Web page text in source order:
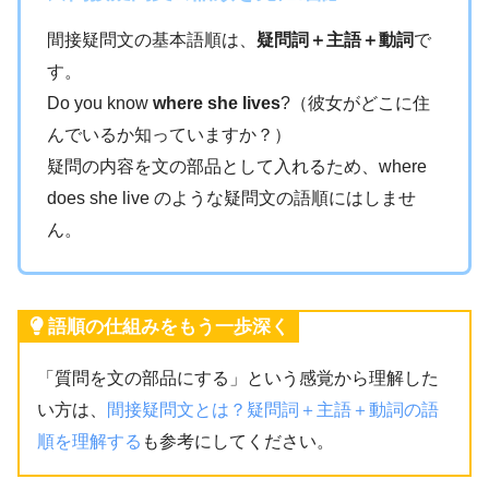
間接疑問文の基本語順は、 疑問詞＋主語＋動詞で
す。
Do you know where she lives?（彼女がどこに住
んでいるか知っていますか？）
疑問の内容を文の部品として入れるため、where
does she live のような疑問文の語順にはしませ
ん。
語順の仕組みをもう一歩深く
「質問を文の部品にする」という感覚から理解した
い方は、
間接疑問文とは？疑問詞＋主語＋動詞の語
順を理解する も参考にしてください。